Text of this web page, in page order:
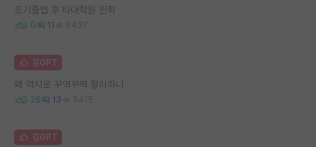
조기졸업 후 타대학원 진학
0 11 8437
김GPT
왜 억지로 꾸역꾸역 할라하니
26 13 5415
김GPT